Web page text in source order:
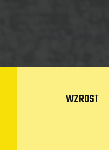
WZROST